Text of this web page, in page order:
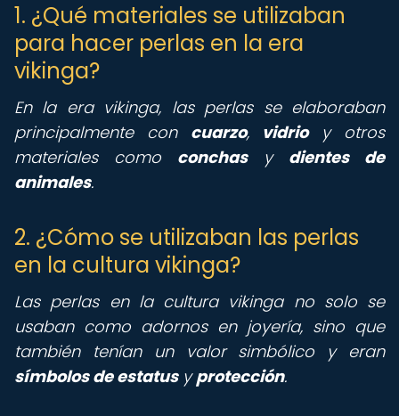
1. ¿Qué materiales se utilizaban
para hacer perlas en la era
vikinga?
En la era vikinga, las perlas se elaboraban
principalmente con cuarzo, vidrioy otros
materiales como conchasy dientes de
animales.
2. ¿Cómo se utilizaban las perlas
en la cultura vikinga?
Las perlas en la cultura vikinga no solo se
usaban como adornos en joyería, sino que
también tenían un valor simbólico y eran
símbolos de estatusyprotección.